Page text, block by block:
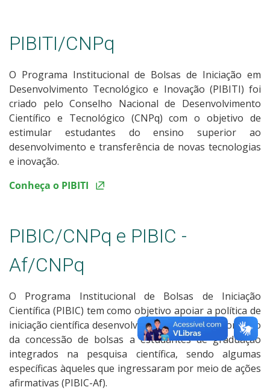
PIBITI/CNPq
O Programa Institucional de Bolsas de Iniciação em
Desenvolvimento Tecnológico e Inovação (PIBITI) foi
criado pelo Conselho Nacional de Desenvolvimento
Científico e Tecnológico (CNPq) com o objetivo de
estimular estudantes do ensino superior ao
desenvolvimento e transferência de novas tecnologias
e inovação.
Conheça o PIBITI
PIBIC/CNPq e PIBIC -
Af/CNPq
O Programa Institucional de Bolsas de Iniciação
Científica (PIBIC) tem como objetivo apoiar a política de
iniciação científica desenvolvida na Instituição, por meio
da concessão de bolsas a estudantes de graduação
integrados na pesquisa científica, sendo algumas
específicas àqueles que ingressaram por meio de ações
afirmativas (PIBIC-Af).